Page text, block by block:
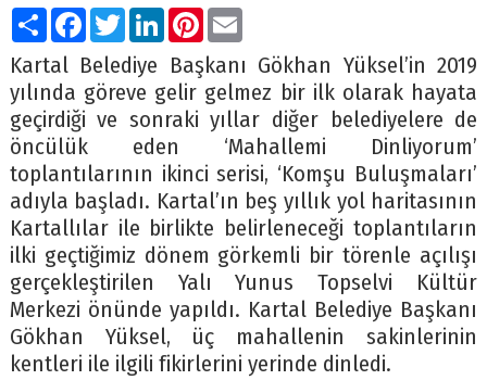
PaylaşFacebook
TwitterLinkedIn
Pinterest
Email
Kartal Belediye Başkanı Gökhan Yüksel’in 2019
yılında göreve gelir gelmez bir ilk olarak hayata
geçirdiği ve sonraki yıllar diğer belediyelere de
öncülük eden ‘Mahallemi Dinliyorum’
toplantılarının ikinci serisi, ‘Komşu Buluşmaları’
adıyla başladı. Kartal’ın beş yıllık yol haritasının
Kartallılar ile birlikte belirleneceği toplantıların
ilki geçtiğimiz dönem görkemli bir törenle açılışı
gerçekleştirilen Yalı Yunus Topselvi Kültür
Merkezi önünde yapıldı. Kartal Belediye Başkanı
Gökhan Yüksel, üç mahallenin sakinlerinin
kentleri ile ilgili fikirlerini yerinde dinledi.